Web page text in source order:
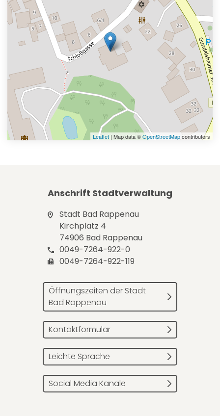
Leaflet | Map data ©OpenStreetMapcontributors
Anschrift Stadtverwaltung
Stadt Bad Rappenau
Kirchplatz 4
74906 Bad Rappenau
0049-7264-922-0
0049-7264-922-119
Öffnungszeiten der Stadt
Bad Rappenau
Kontaktformular
Leichte Sprache
Social Media Kanäle